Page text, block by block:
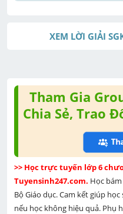
XEM LỜI GIẢI
Tham Gia
Chia Sẻ, Trao
>> Học trực tuyến lớp 6
Tuyensinh247.com. Học
Bộ Giáo dục. Cam kết giúp
nếu học không hiệu quả. Phụ